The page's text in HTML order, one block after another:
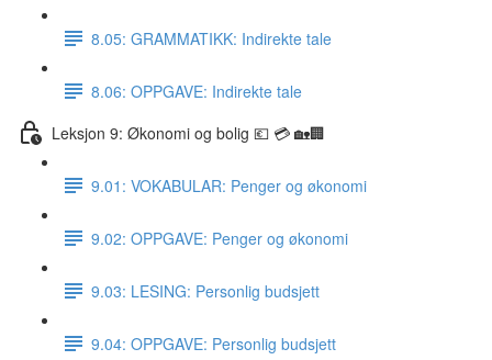
8.05: GRAMMATIKK: Indirekte tale
8.06: OPPGAVE: Indirekte tale
Leksjon 9: Økonomi og bolig 💶 💳 🏡🏢
9.01: VOKABULAR: Penger og økonomi
9.02: OPPGAVE: Penger og økonomi
9.03: LESING: Personlig budsjett
9.04: OPPGAVE: Personlig budsjett